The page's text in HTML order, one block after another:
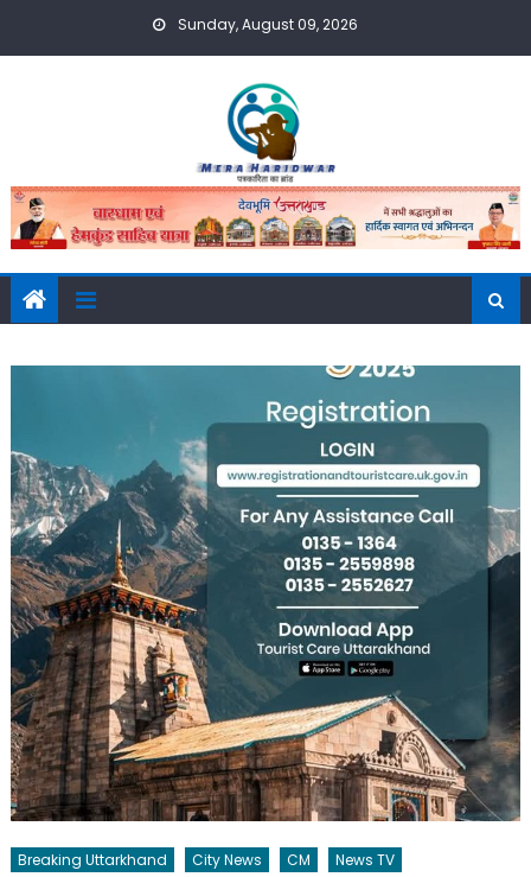
Sunday, August 09, 2026
Breaking Uttarkhand City News CM
News TV